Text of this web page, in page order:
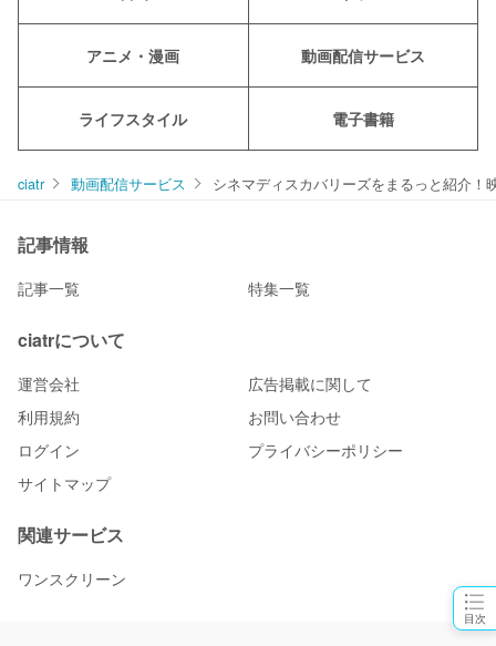
目次
アニメ・漫画 動画配信サービス
ライフスタイル 電子書籍
ciatr 動画配信サービス シネマディスカバリーズをまるっと紹介！
記事情報
記事一覧 特集一覧
ciatrについて
運営会社
広告掲載に関して
利用規約
お問い合わせ
ログイン
プライバシーポリシー
サイトマップ
関連サービス
ワンスクリーン